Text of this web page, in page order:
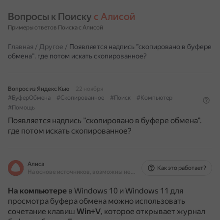
Вопросы к Поиску с Алисой
Примеры ответов Поиска с Алисой
Главная / Другое / Появляется надпись ”скопировано в буфере
обмена”. где потом искать скопированное?
Вопрос из Яндекс Кью
22 ноября
#БуферОбмена
#Скопированное #Поиск
#Компьютер
#Помощь
Появляется надпись ”скопировано в буфере обмена”.
где потом искать скопированное?
Алиса
На основе источников, возможны неточности
Как это работает?
На компьютере в Windows 10 и Windows 11 для
просмотра буфера обмена можно использовать
сочетание клавиш Win+V, которое открывает журнал